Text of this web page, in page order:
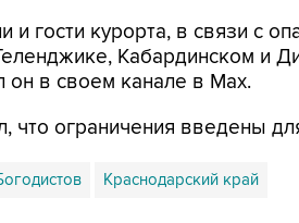
гости курорта, в связи с
Кабардинском и
он в своем канале в Max.
что ограничения введены
Краснодарский край